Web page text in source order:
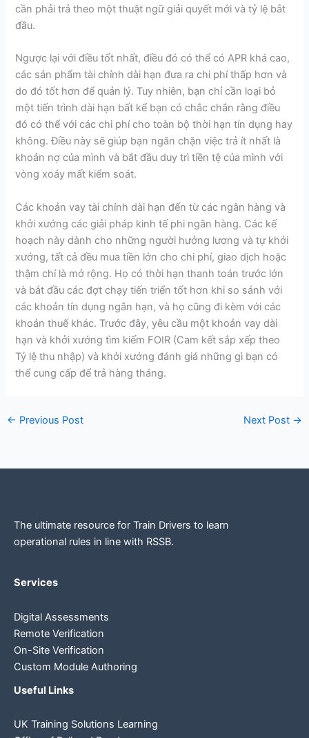
cần phải trả theo một thuật ngữ giải quyết mới và tỷ lệ bắt
đầu.
Ngược lại với điều tốt nhất, điều đó có thể có APR khá cao,
các sản phẩm tài chính dài hạn đưa ra chi phí thấp hơn và
do đó tốt hơn để quản lý. Tuy nhiên, bạn chỉ cần loại bỏ
một tiến trình dài hạn bất kể bạn có chắc chắn rằng điều
đó có thể với các chi phí cho toàn bộ thời hạn tín dụng hay
không. Điều này sẽ giúp bạn ngăn chặn việc trả ít nhất là
khoản nợ của mình và bắt đầu duy trì tiền tệ của mình với
vòng xoáy mất kiểm soát.
Các khoản vay tài chính dài hạn đến từ các ngân hàng và
khởi xướng các giải pháp kinh tế phi ngân hàng. Các kế
hoạch này dành cho những người hưởng lương và tự khởi
xướng, tất cả đều mua tiền lớn cho chi phí, giao dịch hoặc
thậm chí là mở rộng. Họ có thời hạn thanh toán trước lớn
và bắt đầu các đợt chạy tiến triển tốt hơn khi so sánh với
các khoản tín dụng ngắn hạn, và họ cũng đi kèm với các
khoản thuế khác. Trước đây, yêu cầu một khoản vay dài
hạn và khởi xướng tìm kiếm FOIR (Cam kết sắp xếp theo
Tỷ lệ thu nhập) và khởi xướng đánh giá những gì bạn có
thể cung cấp để trả hàng tháng.
← Previous Post Next Post →
The ultimate resource for Train Drivers to learn
operational rules in line with RSSB.
Services
Digital Assessments
Remote Verification
On-Site Verification
Custom Module Authoring
Useful Links
UK Training Solutions Learning